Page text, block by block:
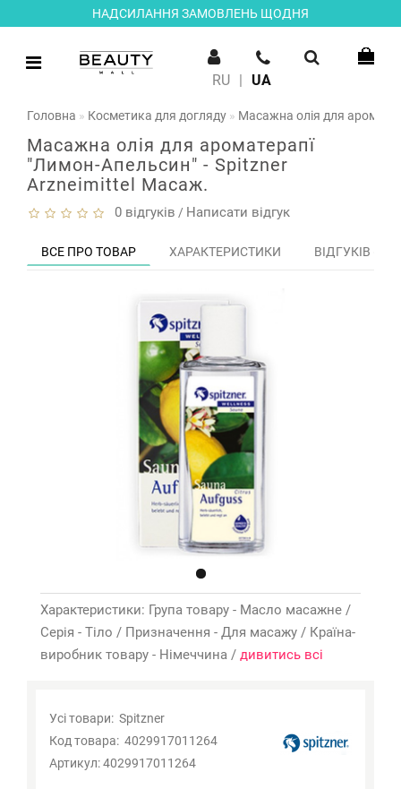
НАДСИЛАННЯ ЗАМОВЛЕНЬ ЩОДНЯ
RU | UA
Головна Косметика для догляду Масажна олія для
Масажна олія для ароматерапї
"Лимон-Апельсин" - Spitzner
Arzneimittel Масаж.
0 відгуків / Написати відгук
ВСЕ ПРО ТОВАР ХАРАКТЕРИСТИКИ ВІДГУКІВ (0)
Характеристики: Група товару - Масло масажне /
Серія - Тіло / Призначення - Для масажу / Країна-
виробник товару - Німеччина / дивитись всі
Усі товари: Spitzner
Код товара: 4029917011264
Артикул:4029917011264